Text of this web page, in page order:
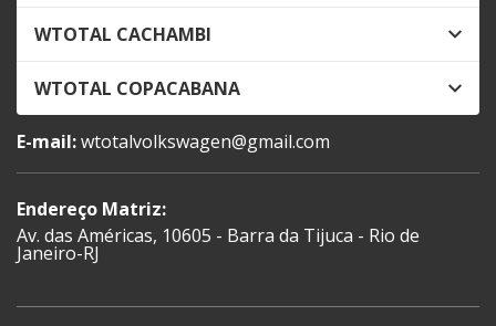
WTOTAL CACHAMBI
WTOTAL COPACABANA
E-mail:wtotalvolkswagen@gmail.com
Endereço Matriz:
Av. das Américas, 10605 - Barra da Tijuca - Rio de
Janeiro-RJ